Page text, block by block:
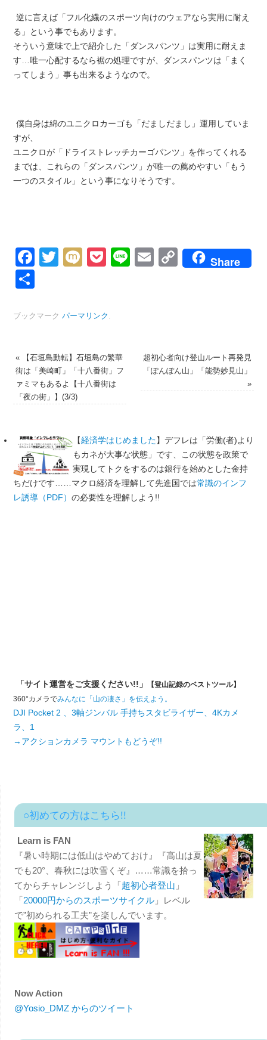
逆に言えば「フル化繊のスポーツ向けのウェアなら実用に耐え
る」という事でもあります。
そういう意味で上で紹介した「ダンスパンツ」は実用に耐えま
す…唯一心配するなら裾の処理ですが、ダンスパンツは「まく
ってしまう」事も出来るようなので。
僕自身は綿のユニクロカーゴも「だましだまし」運用していま
すが、
ユニクロが「ドライストレッチカーゴパンツ」を作ってくれる
までは、これらの「ダンスパンツ」が唯一の薦めやすい「もう
一つのスタイル」という事になりそうです。
Facebook
Twitter
MixiPocket
LineEmailCopyShare
ブックマーク パーマリンク .
«【石垣島動転】石垣島の繁華
街は「美崎町」「十八番街」フ
ァミマもあるよ【十八番街は
「夜の街」】(3/3)
超初心者向け登山ルート再発見
「ぽんぽん山」「能勢妙見山」
»
【経済学はじめました】デフレは「労働(者)より
もカネが大事な状態」です、この状態を政策で
実現してトクをするのは銀行を始めとした金持
ちだけです……マクロ経済を理解して先進国では常識のインフ
レ誘導（PDF） の必要性を理解しよう!!
「サイト運営をご支援ください!!」
【登山記録のベストツール】
360°カメラでみんなに「山の凄さ」を伝えよう。
DJI Pocket 2 、3軸ジンバル 手持ちスタビライザー、4Kカメ
ラ、1
→アクションカメラ マウントもどうぞ!!
○初めての方はこちら!!
Learn is FAN
『暑い時期には低山はやめておけ』『高山は夏
でも20°、春秋には吹雪くぞ』……常識を拾っ
てからチャレンジしよう「超初心者登山 」
「20000円からのスポーツサイクル」レベル
で”初められる工夫”を楽しんでいます。
Now Action
@Yosio_DMZ からのツイート